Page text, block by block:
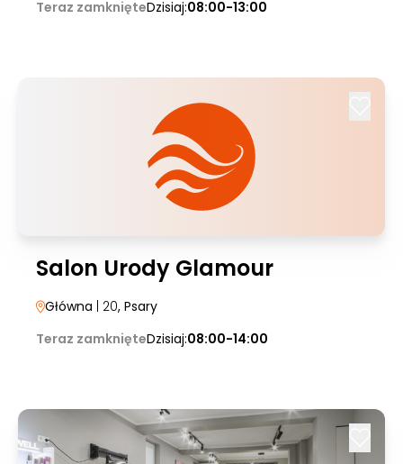
Teraz zamknięteDzisiaj:08:00-13:00
Salon Urody Glamour
Główna | 20, Psary
Teraz zamknięteDzisiaj:08:00-14:00